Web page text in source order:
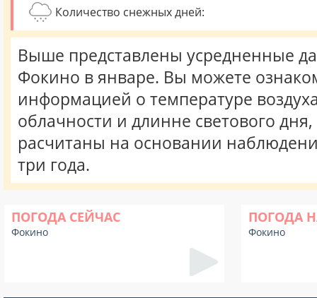
Количество снежных дней:
Выше представлены усредненные
Фокино в январе. Вы можете
информацией о температуре
облачности и длинне светового
расчитаны на основании
три года.
ПОГОДА СЕЙЧАС
Фокино
ПОГОДА
Фокино